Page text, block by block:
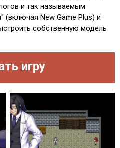
и так называемым
(включая New Game Plus) и
собственную модель
игру